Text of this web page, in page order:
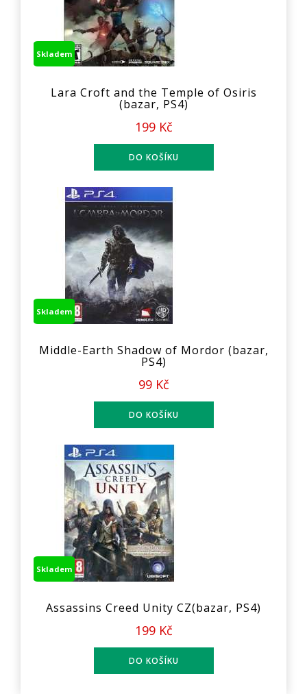
Skladem
Lara Croft and the Temple of Osiris
(bazar, PS4)
199 Kč
Skladem
Middle-Earth Shadow of Mordor (bazar,
PS4)
99 Kč
Skladem
Assassins Creed Unity CZ(bazar, PS4)
199 Kč